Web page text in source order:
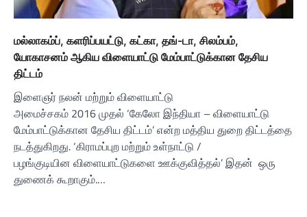
மல்லாகம்ப், களரிப்பயட்டு, கட்கா, தங்-டா, சிலம்பம்,
யோகாசனம் ஆகிய விளையாட்டு மேம்பாட்டுக்கான தேசிய
திட்டம்
இளைஞர் நலன் மற்றும் விளையாட்டு
அமைச்சகம் 2016 முதல் ‘கேலோ இந்தியா – விளையாட்டு
மேம்பாட்டுக்கான தேசிய திட்டம்’ என்ற மத்திய துறை திட்டத்தை
நடத்துகிறது. ‘கிராமப்புற மற்றும் உள்நாட்டு /
பழங்குடியின விளையாட்டுகளை ஊக்குவித்தல்’ இதன் ஒரு
துணைக் கூறாகும்.…